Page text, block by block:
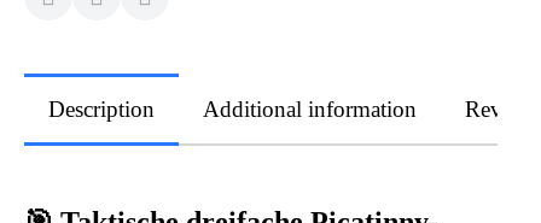
Description Additional information